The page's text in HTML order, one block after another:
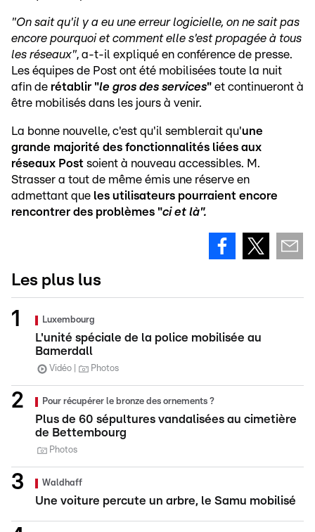
"On sait qu'il y a eu une erreur logicielle, on ne sait pas
encore pourquoi et comment elle s'est propagée à tous
les réseaux", a-t-il expliqué en conférence de presse.
Les équipes de Post ont été mobilisées toute la nuit
afin de rétablir "le gros des services" et continueront à
être mobilisés dans les jours à venir.
La bonne nouvelle, c'est qu'il semblerait qu'une
grande majorité des fonctionnalités liées aux
réseaux Post soient à nouveau accessibles. M.
Strasser a tout de même émis une réserve en
admettant que les utilisateurs pourraient encore
rencontrer des problèmes "ci et là".
Les plus lus
Luxembourg
L'unité spéciale de la police mobilisée au
Bamerdall
Vidéo Photos
Pour récupérer le bronze des ornements ?
Plus de 60 sépultures vandalisées au cimetière
de Bettembourg
Photos
Waldhaff
Une voiture percute un arbre, le Samu mobilisé